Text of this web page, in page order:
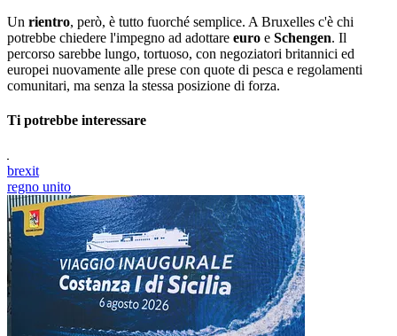
Un rientro, però, è tutto fuorché semplice. A Bruxelles c'è chi
potrebbe chiedere l'impegno ad adottare euro e Schengen. Il
percorso sarebbe lungo, tortuoso, con negoziatori britannici ed
europei nuovamente alle prese con quote di pesca e regolamenti
comunitari, ma senza la stessa posizione di forza.
Ti potrebbe interessare
brexit
regno unito